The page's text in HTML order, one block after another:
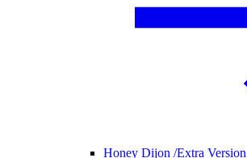
Honey Dijon /Extra Version